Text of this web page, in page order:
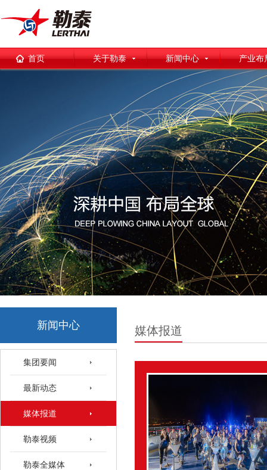
首页 关于勒泰 新闻中心 产业布
新闻中心
集团要闻
最新动态
媒体报道
勒泰视频
勒泰全媒体
媒体报道